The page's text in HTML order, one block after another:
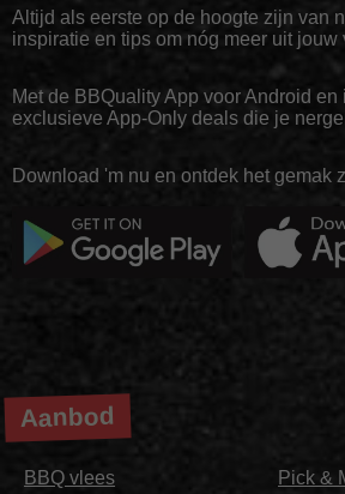
Altijd als eerste op de hoogte zijn van
inspiratie en tips om nóg meer uit jouw
Met de BBQuality App voor Android
exclusieve App-Only deals die je
Download 'm nu en ontdek het gemak
Aanbod
BBQ vlees
Pick &